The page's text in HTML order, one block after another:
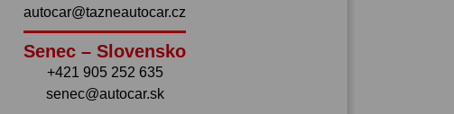
autocar@tazneautocar.cz
Senec – Slovensko
+421 905 252 635
senec@autocar.sk